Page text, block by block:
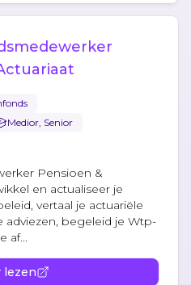
Medior, Senior
Pensioen &
en actualiseer je
vertaal je actuariële
adviezen, begeleid je Wtp-
af...
lezen